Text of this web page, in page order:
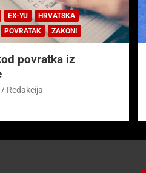
EX-YU
HRVATSKA
POVRATAK ZAKONI
povratka iz
Redakcija